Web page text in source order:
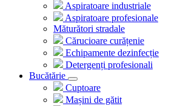
Aspiratoare industriale
Aspiratoare profesionale
Măturători stradale
Cărucioare curățenie
Echipamente dezinfecție
Detergenți profesionali
Bucătărie
Cuptoare
Mașini de gătit